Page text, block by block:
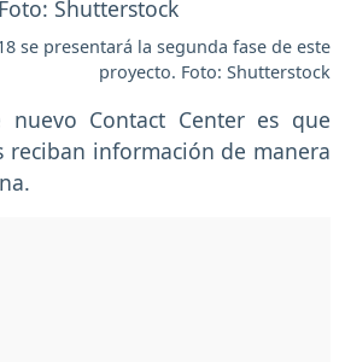
se presentará la segunda fase de este
proyecto. Foto: Shutterstock
Contact Center es que
reciban información de manera